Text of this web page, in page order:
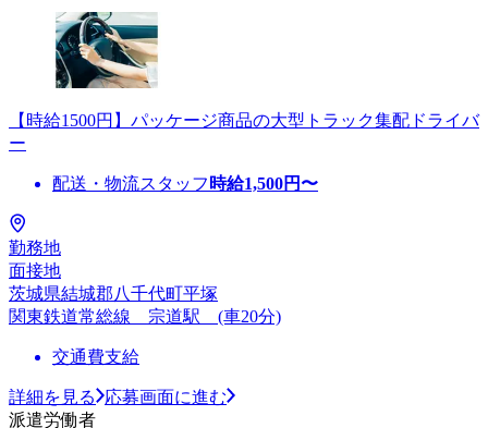
【時給1500円】パッケージ商品の大型トラック集配ドライバ
ー
配送・物流スタッフ 時給1,500円〜
勤務地
面接地
茨城県結城郡八千代町平塚
関東鉄道常総線 宗道駅 (車20分)
交通費支給
詳細を見る
応募画面に進む
派遣労働者